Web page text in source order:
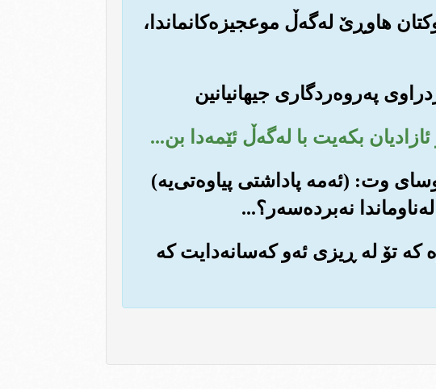
هاوڕێ له‌گه‌ڵ موعجیزه‌کانماندا،
وت: (ئه‌مه پاداشتی پیاوه‌تی‌یه)
نه‌برده‌سه‌ر؟...
تۆ له ڕیزی ئه‌و که‌سانه‌دایت که